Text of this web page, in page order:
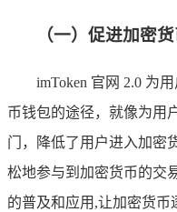
（一）促进加密
imToken 官网 2.0 为
币钱包的途径，就像为用
门，降低了用户进入加密
松地参与到加密货币的交
的普及和应用,让加密货币